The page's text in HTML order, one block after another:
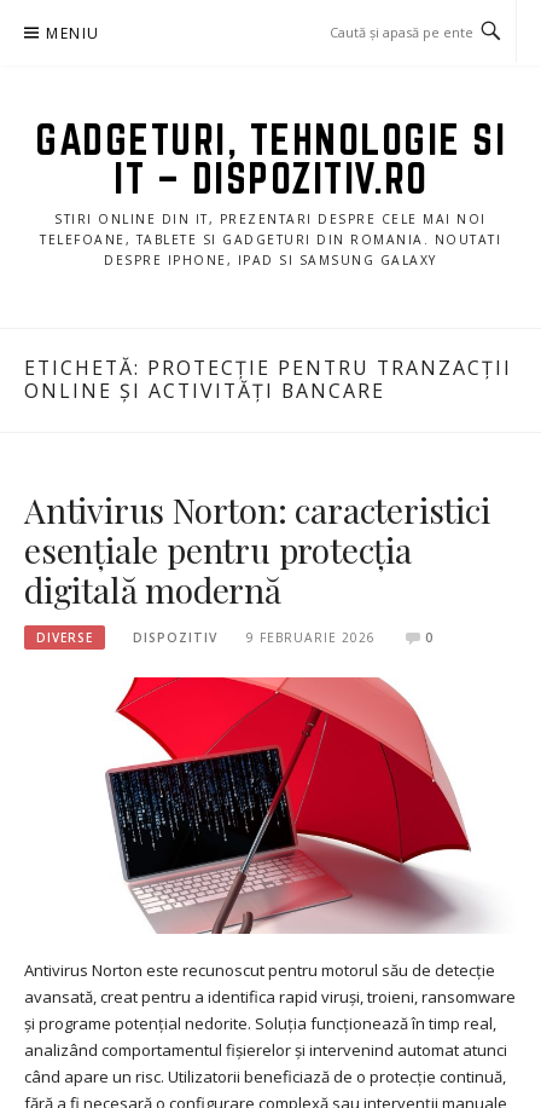
MENIU
GADGETURI, TEHNOLOGIE SI
IT – DISPOZITIV.RO
STIRI ONLINE DIN IT, PREZENTARI DESPRE CELE MAI NOI
TELEFOANE, TABLETE SI GADGETURI DIN ROMANIA. NOUTATI
DESPRE IPHONE, IPAD SI SAMSUNG GALAXY
ETICHETĂ: PROTECȚIE PENTRU TRANZACȚII
ONLINE ȘI ACTIVITĂȚI BANCARE
Antivirus Norton: caracteristici
esențiale pentru protecția
digitală modernă
DIVERSE DISPOZITIV 9 FEBRUARIE 2026 0
Antivirus Norton este recunoscut pentru motorul său de detecție
avansată, creat pentru a identifica rapid viruși, troieni, ransomware
și programe potențial nedorite. Soluția funcționează în timp real,
analizând comportamentul fișierelor și intervenind automat atunci
când apare un risc. Utilizatorii beneficiază de o protecție continuă,
fără a fi necesară o configurare complexă sau intervenții manuale